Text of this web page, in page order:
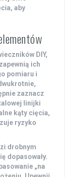
aby
DIY,
ich
pomiaru i
zaznacz
linijki
kąty cięcia,
ryzyko
drobnym
dopasowały.
„na